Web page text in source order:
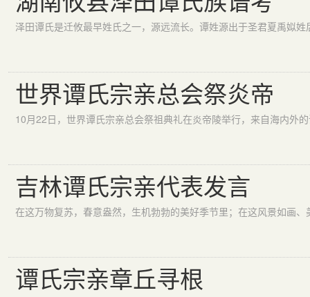
世界谭氏宗亲总会祭炎帝
吉林谭氏宗亲代表发言
谭氏宗亲章丘寻根